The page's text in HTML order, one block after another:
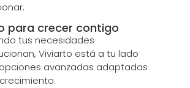
para crecer contigo
tus necesidades
Viviarto está a tu lado
avanzadas adaptadas